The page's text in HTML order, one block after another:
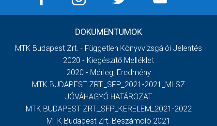
DOKUMENTUMOK
MTK Budapest Zrt. - Független Könyvvizsgálói Jelentés
2020 - Kiegészítő Melléklet
2020 - Mérleg, Eredmény
MTK BUDAPEST ZRT._SFP_2021-2021_MLSZ
JÓVÁHAGYÓ HATÁROZAT
MTK BUDAPEST ZRT._SFP_KERELEM_2021-2022
MTK Budapest Zrt. Beszámoló 2021